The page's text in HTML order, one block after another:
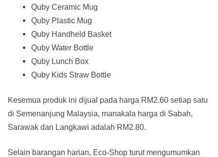
Quby Ceramic Mug
Quby Plastic Mug
Quby Handheld Basket
Quby Water Bottle
Quby Lunch Box
Quby Kids Straw Bottle
Kesemua produk ini dijual pada harga RM2.60 setiap satu
di Semenanjung Malaysia, manakala harga di Sabah,
Sarawak dan Langkawi adalah RM2.80.
Selain barangan harian, Eco-Shop turut mengumumkan